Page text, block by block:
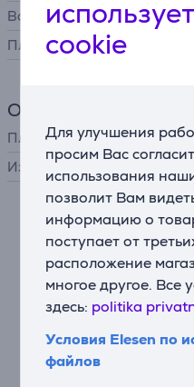
cookie
Для улучшения
просим Вас
использования
позволит Вам
информацию о
поступает от
расположение
многое другое. Все
здесь: politika
Условия Elesen по
файлов
Возможность сетевой игры
Платная сетевая игра
Общий параметр
Платформа
Издатель
ВСТАНЬТЕ ВО ГЛАВЕ
ИМПЕРИИ
Вы сможете запускать
офиса в западном
мощное оружие в
фальшивые банкноты в